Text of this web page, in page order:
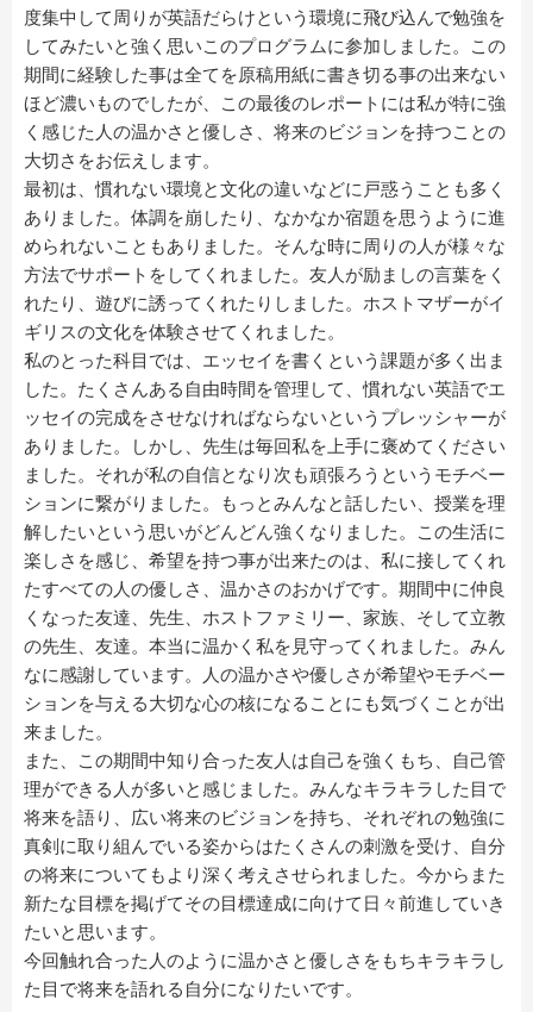
度集中して周りが英語だらけという環境に飛び込んで勉強を
してみたいと強く思いこのプログラムに参加しました。この
期間に経験した事は全てを原稿用紙に書き切る事の出来ない
ほど濃いものでしたが、この最後のレポートには私が特に強
く感じた人の温かさと優しさ、将来のビジョンを持つことの
大切さをお伝えします。
最初は、慣れない環境と文化の違いなどに戸惑うことも多く
ありました。体調を崩したり、なかなか宿題を思うように進
められないこともありました。そんな時に周りの人が様々な
方法でサポートをしてくれました。友人が励ましの言葉をく
れたり、遊びに誘ってくれたりしました。ホストマザーがイ
ギリスの文化を体験させてくれました。
私のとった科目では、エッセイを書くという課題が多く出ま
した。たくさんある自由時間を管理して、慣れない英語でエ
ッセイの完成をさせなければならないというプレッシャーが
ありました。しかし、先生は毎回私を上手に褒めてください
ました。それが私の自信となり次も頑張ろうというモチベー
ションに繋がりました。もっとみんなと話したい、授業を理
解したいという思いがどんどん強くなりました。この生活に
楽しさを感じ、希望を持つ事が出来たのは、私に接してくれ
たすべての人の優しさ、温かさのおかげです。期間中に仲良
くなった友達、先生、ホストファミリー、家族、そして立教
の先生、友達。本当に温かく私を見守ってくれました。みん
なに感謝しています。人の温かさや優しさが希望やモチベー
ションを与える大切な心の核になることにも気づくことが出
来ました。
また、この期間中知り合った友人は自己を強くもち、自己管
理ができる人が多いと感じました。みんなキラキラした目で
将来を語り、広い将来のビジョンを持ち、それぞれの勉強に
真剣に取り組んでいる姿からはたくさんの刺激を受け、自分
の将来についてもより深く考えさせられました。今からまた
新たな目標を掲げてその目標達成に向けて日々前進していき
たいと思います。
今回触れ合った人のように温かさと優しさをもちキラキラし
た目で将来を語れる自分になりたいです。